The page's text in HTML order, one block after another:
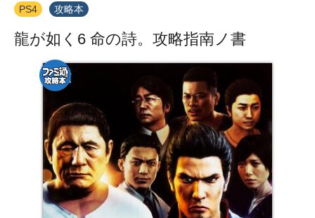
PS4 攻略本
龍が如く6 命の詩。攻略指南ノ書